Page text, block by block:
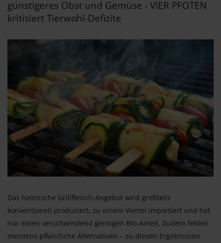
günstigeres Obst und Gemüse - VIER PFOTEN
kritisiert Tierwohl-Defizite
Das heimische Grillfleisch-Angebot wird großteils
konventionell produziert, zu einem Viertel importiert und hat
nur einen verschwindend geringen Bio-Anteil. Zudem fehlen
meistens pflanzliche Alternativen – zu diesen Ergebnissen